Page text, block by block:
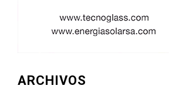
ARCHIVOS